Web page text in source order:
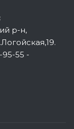
р-н,
95-55 -